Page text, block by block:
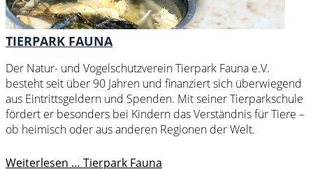
TIERPARK FAUNA
Der Natur- und Vogelschutzverein Tierpark Fauna e.V.
besteht seit über 90 Jahren und finanziert sich überwiegend
aus Eintrittsgeldern und Spenden. Mit seiner Tierparkschule
fördert er besonders bei Kindern das Verständnis für Tiere –
ob heimisch oder aus anderen Regionen der Welt.
Weiterlesen … Tierpark Fauna